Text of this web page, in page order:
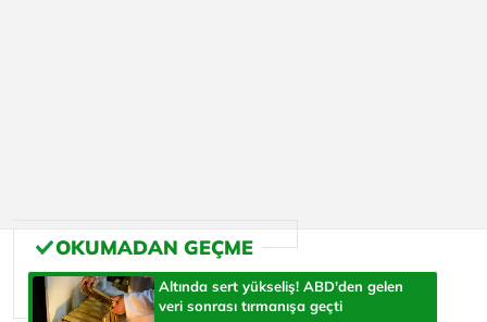
Altında sert yükseliş! ABD'den gelen
veri sonrası tırmanışa geçti